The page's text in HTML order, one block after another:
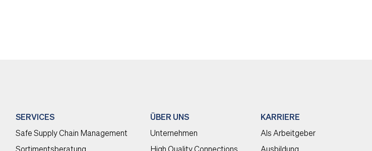
SERVICES
Safe Supply Chain Management
ÜBER UNS
Unternehmen
KARRIERE
Als Arbeitgeber